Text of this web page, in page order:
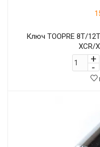
Ключ TOOPRE 8T/
XCR/